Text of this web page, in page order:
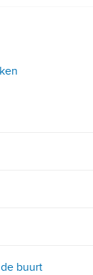
buurt